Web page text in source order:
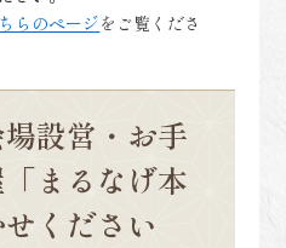
らのページをご覧くださ
設営・お手
まるなげ本
ください